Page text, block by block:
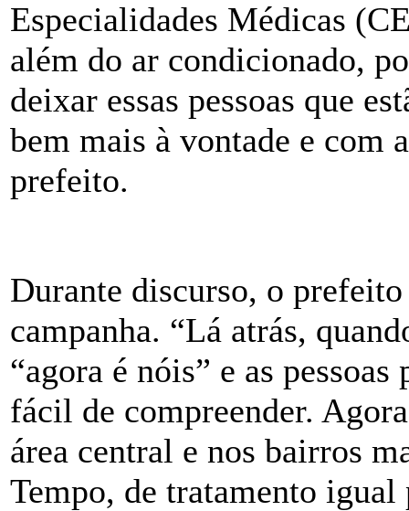
Especialidades Médicas
além do ar condicionado,
deixar essas pessoas que
bem mais à vontade e com
prefeito.
Durante discurso, o
campanha. “Lá atrás,
“agora é nóis” e as
fácil de compreender.
área central e nos bairros
Tempo, de tratamento igual